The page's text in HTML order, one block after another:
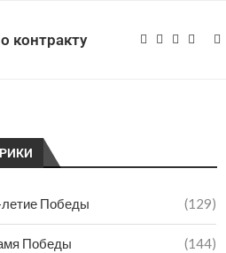
контракту
Победы (129)
Победы (144)